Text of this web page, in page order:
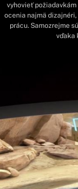
vyhovieť
ocenia najmä
prácu. Samozrejme
vďaka